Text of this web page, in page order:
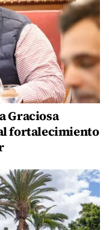
Graciosa
fortalecimiento